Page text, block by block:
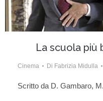
La scuola più
Cinema Di Fabrizia Midulla
Scritto da D. Gambaro,